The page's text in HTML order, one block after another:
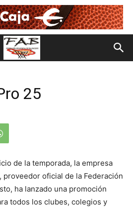
25
de la temporada, la empresa
proveedor oficial de la Federación
ha lanzado una promoción
todos los clubes, colegios y